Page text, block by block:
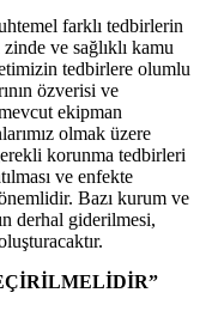
farklı tedbirlerin
ve sağlıklı kamu
tedbirlere olumlu
özverisi ve
ekipman
olmak üzere
korunma tedbirleri
ve enfekte
Bazı kurum ve
derhal giderilmesi,